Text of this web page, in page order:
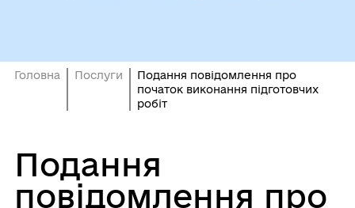
Головна Послуги
Подання повідомлення про
початок виконання підготовчих
робіт
Подання
повідомлення про